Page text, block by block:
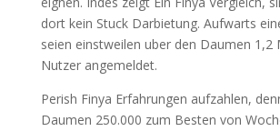
dort kein Stuck Darbietung. Aufwarts
seien einstweilen uber den Daumen 1,2
Nutzer angemeldet.
Perish Finya Erfahrungen aufzahlen,
Daumen 250.000 zum Besten von